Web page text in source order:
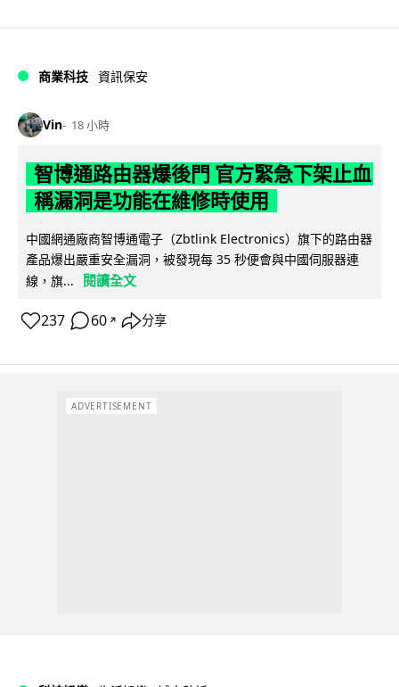
商業科技 資訊保安
Vin 18 小時
智博通路由器爆後門 官方緊急下架止血
稱漏洞是功能在維修時使用
中國網通廠商智博通電子（Zbtlink Electronics）旗下的路由器
產品爆出嚴重安全漏洞，被發現每 35 秒便會與中國伺服器連
線，旗...
閱讀全文
237 60 ↗ 分享
ADVERTISEMENT